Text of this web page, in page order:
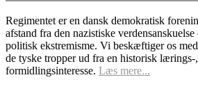
Regimentet er en dansk demokratisk
afstand fra den nazistiske
politisk ekstremisme. Vi beskæftiger os
de tyske tropper ud fra en historisk
formidlingsinteresse. Læs mere...